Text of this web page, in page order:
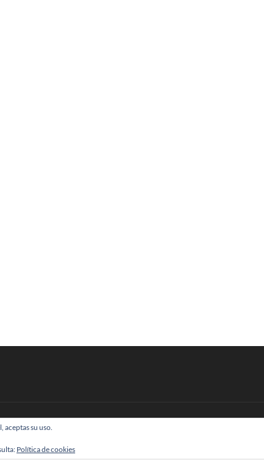
| © Todos los derechos reservados
aceptas su uso.
Política de cookies